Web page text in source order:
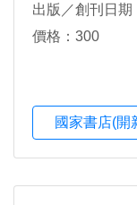
出版／創刊日期
價格：300
國家書店(開